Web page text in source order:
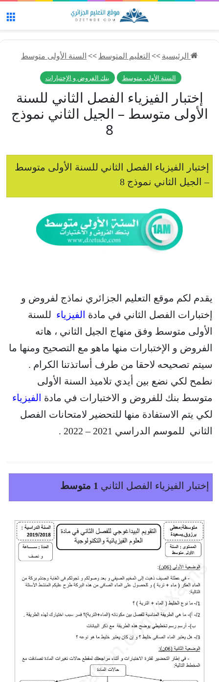
الرئيسية>>التعليم المتوسط>>السنة الأولى متوسط
السنة الأولى متوسط بنك الفروض و الإختبارات
إختبار الفيزياء الفصل الثاني للسنة
الأولى متوسط – الجيل الثاني نموذج
8
إختبار الفيزياء الفصل الثاني للسنة الأولى متوسط
– الجيل الثاني نموذج 8
يقدم لكم موقع التعليم الجزائري نماذج لفروض و
إختبارات الفصل الثاني في مادة الفيزياء للسنة
الأولى متوسط وفق منهاج الجيل الثاني ، هاته
الفروض و الإختبارات منها ماهو مع التصحيح ومنها ما
سيتم تصحيحه لاحقا من طرف أساتذتنا الكرام .
نطمح لكي نضع بين أيدي تلاميذ السنة الأولى
متوسط بنك للفروض و الاختبارات في مادة الفيزياء
لكي يتم الاستفادة منها للتحضير لامتحانات الفصل
الثاني للموسم الدراسي 2021 – 2022 .
إختبار الفيزياء الفصل الثاني 1 متوسط